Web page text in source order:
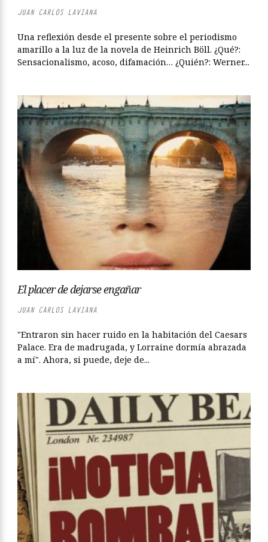
JUAN CARLOS LAVIANA
Una reflexión desde el presente sobre el periodismo
amarillo a la luz de la novela de Heinrich Böll. ¿Qué?:
Sensacionalismo, acoso, difamación… ¿Quién?: Werner...
El placer de dejarse engañar
JUAN CARLOS LAVIANA
"Entraron sin hacer ruido en la habitación del Caesars
Palace. Era de madrugada, y Lorraine dormía abrazada
a mí". Ahora, si puede, deje de...